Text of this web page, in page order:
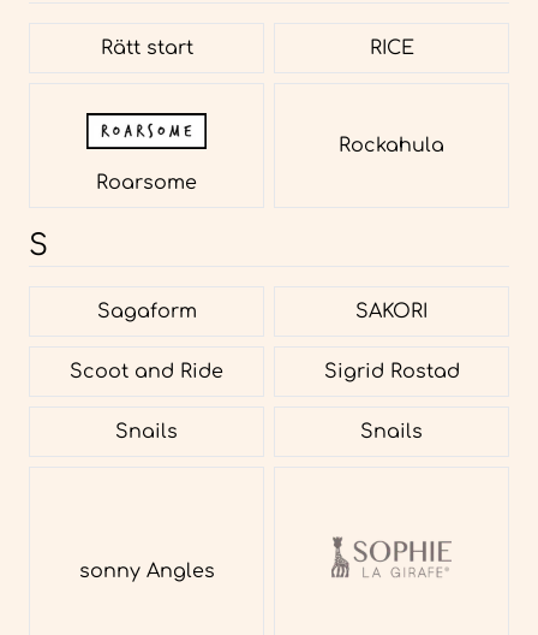
Rätt start RICE
Roarsome
Rockahula
S
Sagaform SAKORI
Scoot and Ride Sigrid Rostad
Snails Snails
sonny Angles